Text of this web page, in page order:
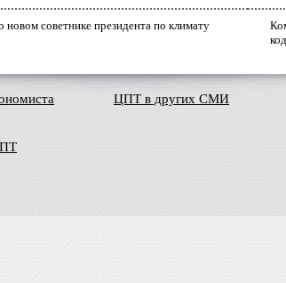
советнике президента по климату
ЦПТ в других СМИ